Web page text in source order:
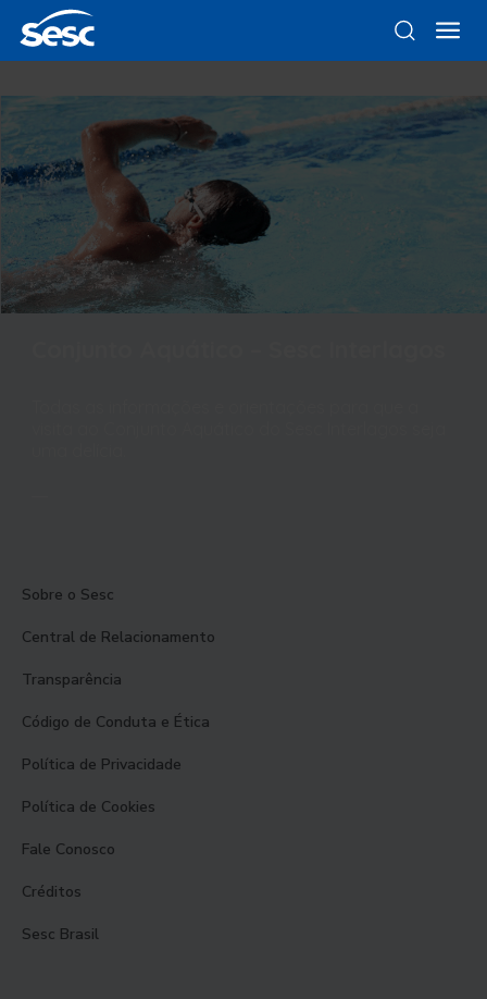
Sobre o Sesc
Central de Relacionamento
Transparência
Código de Conduta e Ética
Política de Privacidade
Política de Cookies
Fale Conosco
Créditos
Sesc Brasil